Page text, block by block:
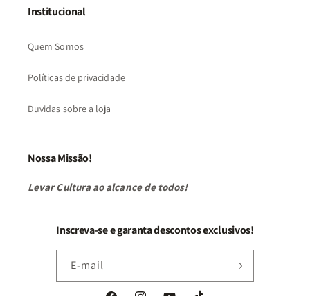
Institucional
Quem Somos
Políticas de privacidade
Duvidas sobre a loja
Nossa Missão!
Levar Cultura ao alcance de todos!
Inscreva-se e garanta descontos exclusivos!
E-mail